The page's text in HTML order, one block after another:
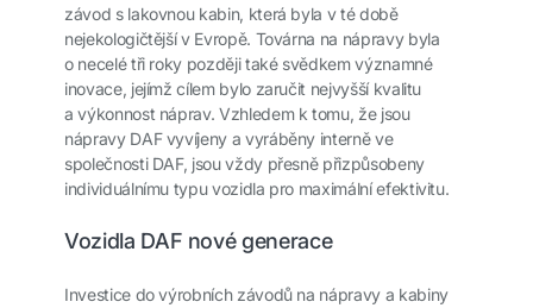
závod s lakovnou kabin, která byla v té době
nejekologičtější v Evropě. Továrna na nápravy byla
o necelé tři roky později také svědkem významné
inovace, jejímž cílem bylo zaručit nejvyšší kvalitu
a výkonnost náprav. Vzhledem k tomu, že jsou
nápravy DAF vyvíjeny a vyráběny interně ve
společnosti DAF, jsou vždy přesně přizpůsobeny
individuálnímu typu vozidla pro maximální efektivitu.
Vozidla DAF nové generace
Investice do výrobních závodů na nápravy a kabiny